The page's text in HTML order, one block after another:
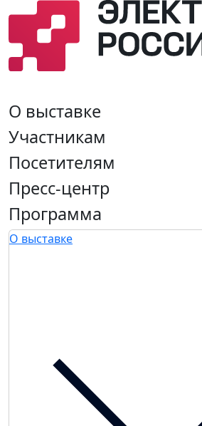
О выставке
Участникам
Посетителям
Пресс-центр
Программа
О выставке